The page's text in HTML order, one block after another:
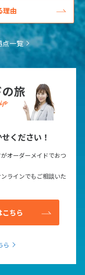
理由
点一覧
旅
ください！
オーダーメイドでおつ
ラインでもご相談いた
こちら
ら